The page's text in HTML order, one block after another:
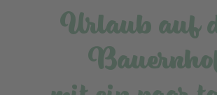
Urlaub auf